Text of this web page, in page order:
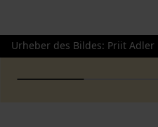
Urheber des Bildes: Priit Adler